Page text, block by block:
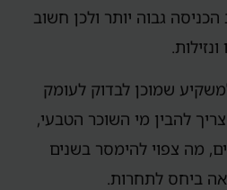
גבוה יותר ולכן חשוב
שמוכן לבדוק לעומק
להבין מי השוכר הטבעי,
מה צפוי להימסר בשנים
ביחס לתחרות.